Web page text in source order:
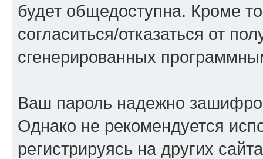
будет общедоступна. Кроме
согласиться/отказаться от
сгенерированных
Ваш пароль надежно
Однако не рекомендуется
регистрируясь на других